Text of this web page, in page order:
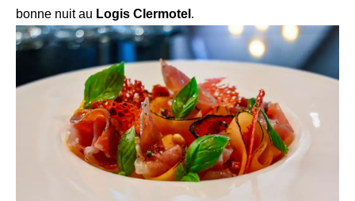
bonne nuit au Logis Clermotel .